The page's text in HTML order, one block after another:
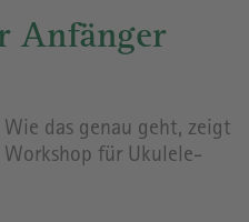
Anfänger
das genau geht, zeigt
für Ukulele-